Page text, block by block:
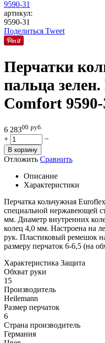
артикул:
9590-31
Поделиться Tweet
Перчатки
пальца
Comfort 9590-
6 28300 руб.
+ −
В корзину
Отложить Сравнить
Описание
Характеристики
Перчатка кольчужная
специальной нержавеющей
мм. Диаметр внутренних
колец 4,0 мм. Настроена на
рук. Пластиковый ремешок
размеру перчаток 6-6,5 (на
Характеристика Защита
Обхват руки
15
Производитель
Heilemann
Размер перчаток
6
Страна производитель
Германия